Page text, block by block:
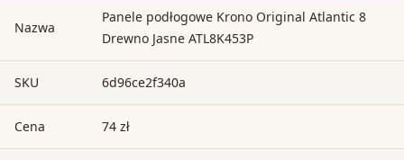
Nazwa
Panele podłogowe Krono Original Atlantic 8
Drewno Jasne ATL8K453P
SKU 6d96ce2f340a
Cena 74 zł